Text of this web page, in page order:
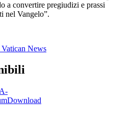
a convertire pregiudizi e prassi
nel Vangelo”.
News